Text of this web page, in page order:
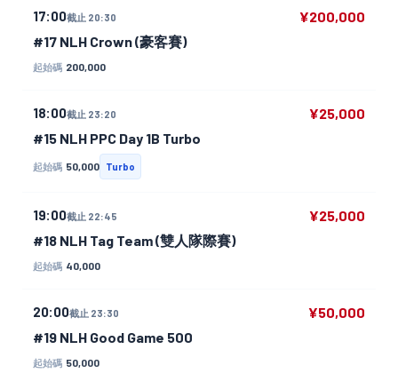
17:00截止 20:30
#17 NLH Crown (豪客賽)
起始碼 200,000
¥200,000
18:00截止 23:20
#15 NLH PPC Day 1B Turbo
起始碼 50,000 Turbo
¥25,000
19:00截止 22:45
#18 NLH Tag Team (雙人隊際賽)
起始碼 40,000
¥25,000
20:00截止 23:30
#19 NLH Good Game 500
起始碼 50,000
¥50,000